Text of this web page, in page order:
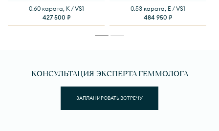
0.60 карата, K / VS1
427 500 ₽
0.53 карата, E / VS1
484 950 ₽
КОНСУЛЬТАЦИЯ ЭКСПЕРТА ГЕММОЛОГА
ЗАПЛАНИРОВАТЬ ВСТРЕЧУ